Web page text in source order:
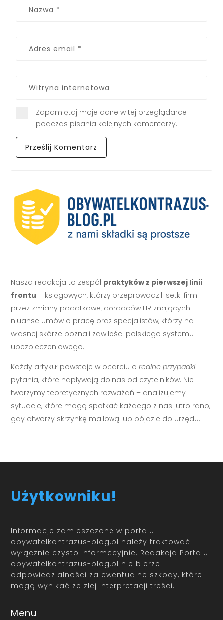
Zapamiętaj moje dane w tej przeglądarce
podczas pisania kolejnych komentarzy.
Nasza redakcja to zespół praktyków z pierwszej linii
frontu – księgowych, którzy przeprowadzili setki firm
przez zmiany podatkowe, doradców HR znających
niuanse umów o pracę oraz specjalistów, którzy na
własnej skórze poznali zawiłości polskiego systemu
ubezpieczeniowego.
Każdy artykuł powstaje w oparciu orealne przypadkii
pytania, które napływają do nas od czytelników. Nie
tworzymy teoretycznych rozważań – analizujemy
sytuacje, które mogą spotkać każdego z nas jutro rano,
gdy otworzy skrzynkę mailową lub pójdzie do urzędu.
Użytkowniku!
Informacje zamieszczone w portalu
obywatelkontrazus-blog.pl należy traktować
wyłącznie czysto informacyjnie. Redakcja Portalu
obywatelkontrazus-blog.pl nie bierze
odpowiedzialności za ewentualne szkody, które
mogą wynikać ze złej interpretacji treści.
Menu